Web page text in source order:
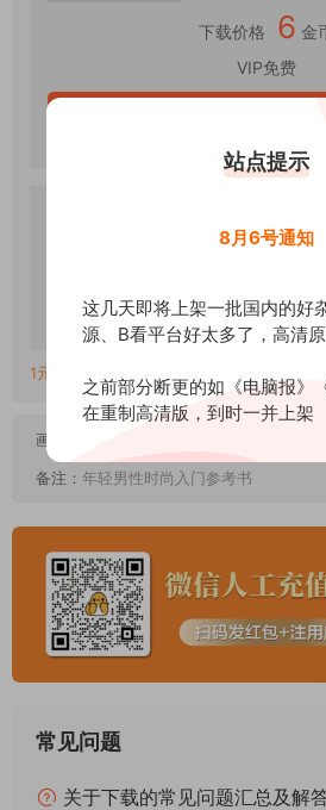
下载价格 6 金
VIP免费
下载价格 免费
立即购买
1元=1金币，链接失效或错误联系QQ客服
画质：
备注： 年轻男性时尚入门参考书
常见问题
关于下载的常见问题汇总及解
站点提示
8月6号通知
这几天即将上架一批国内的好
源、B看平台好太多了，高清原
之前部分断更的如《电脑报》
在重制高清版，到时一并上架